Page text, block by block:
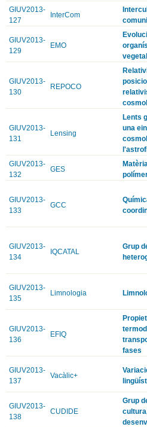
GIUV2013-
127
InterCom
GIUV2013-
129
EMO
GIUV2013-
130
REPOCO
GIUV2013-
131
Lensing
Lents
una
GIUV2013-
132
GES
GIUV2013-
133
GCC
GIUV2013-
134
IQCATAL
Grup
GIUV2013-
135
Limnologia
GIUV2013-
136
EFIQ
fases
GIUV2013-
137
Vacàlic+
GIUV2013-
138
CUDIDE
Grup